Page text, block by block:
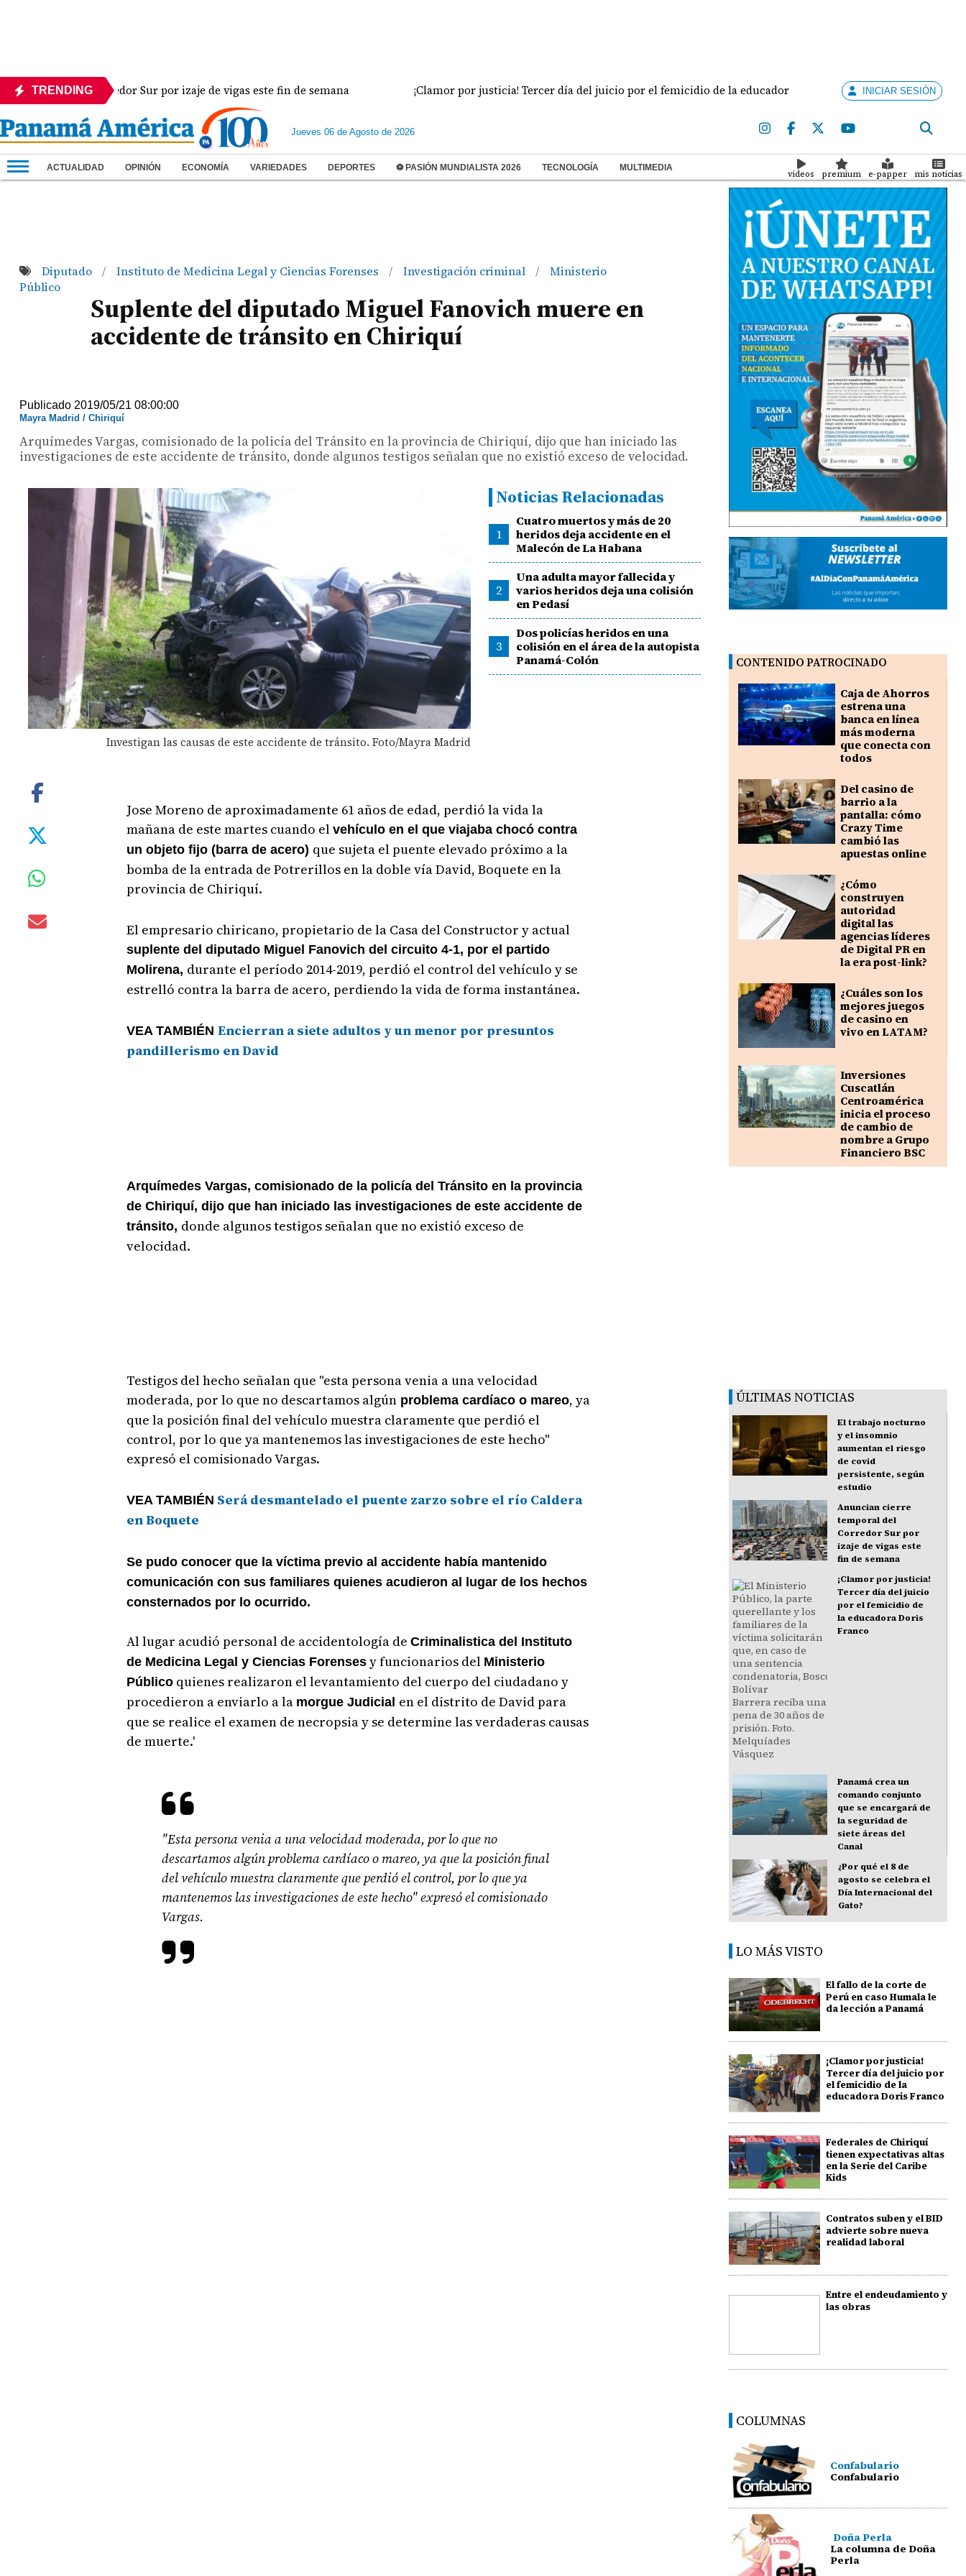
TRENDING
del Corredor Sur por izaje de vigas este fin de semana ¡Clamor por justicia! Tercer día del juicio por el femicidio de la educadora Doris Franco Panamá crea
INICIAR SESIÓN
Jueves 06 de Agosto de 2026
ACTUALIDAD OPINIÓN ECONOMÍA VARIEDADES DEPORTES ⚽ PASIÓN MUNDIALISTA 2026 TECNOLOGÍA MULTIMEDIA
videos premium e-papper mis noticias
Diputado / Instituto de Medicina Legal y Ciencias Forenses / Investigación criminal /
Ministerio
Público
Suplente del diputado Miguel Fanovich muere en
accidente de tránsito en Chiriquí
Publicado 2019/05/21 08:00:00
Mayra Madrid / Chiriquí
Arquímedes Vargas, comisionado de la policía del Tránsito en la provincia de Chiriquí, dijo que han iniciado las
investigaciones de este accidente de tránsito, donde algunos testigos señalan que no existió exceso de velocidad.
Investigan las causas de este accidente de tránsito. Foto/Mayra Madrid
Noticias Relacionadas
1
Cuatro muertos y más de 20
heridos deja accidente en el
Malecón de La Habana
2
Una adulta mayor fallecida y
varios heridos deja una colisión
en Pedasí
3
Dos policías heridos en una
colisión en el área de la autopista
Panamá-Colón
Jose Moreno de aproximadamente 61 años de edad, perdió la vida la
mañana de este martes cuando el vehículo en el que viajaba chocó contra
un objeto fijo (barra de acero) que sujeta el puente elevado próximo a la
bomba de la entrada de Potrerillos en la doble vía David, Boquete en la
provincia de Chiriquí.
El empresario chiricano, propietario de la Casa del Constructor y actual
suplente del diputado Miguel Fanovich del circuito 4-1, por el partido
Molirena, durante el período 2014-2019, perdió el control del vehículo y se
estrelló contra la barra de acero, perdiendo la vida de forma instantánea.
VEA TAMBIÉN Encierran a siete adultos y un menor por presuntos
pandillerismo en David
Arquímedes Vargas, comisionado de la policía del Tránsito en la provincia
de Chiriquí, dijo que han iniciado las investigaciones de este accidente de
tránsito, donde algunos testigos señalan que no existió exceso de
velocidad.
Testigos del hecho señalan que "esta persona venia a una velocidad
moderada, por lo que no descartamos algúnproblema cardíaco o mareo, ya
que la posición final del vehículo muestra claramente que perdió el
control, por lo que ya mantenemos las investigaciones de este hecho"
expresó el comisionado Vargas.
VEA TAMBIÉN Será desmantelado el puente zarzo sobre el río Caldera
en Boquete
Se pudo conocer que la víctima previo al accidente había mantenido
comunicación con sus familiares quienes acudieron al lugar de los hechos
consternados por lo ocurrido.
Al lugar acudió personal de accidentología de Criminalistica del Instituto
de Medicina Legal y Ciencias Forensesy funcionarios del Ministerio
Públicoquienes realizaron el levantamiento del cuerpo del ciudadano y
procedieron a enviarlo a la morgue Judicial en el distrito de David para
que se realice el examen de necropsia y se determine las verdaderas causas
de muerte.'
"Esta persona venia a una velocidad moderada, por lo que no
descartamos algún problema cardíaco o mareo, ya que la posición final
del vehículo muestra claramente que perdió el control, por lo que ya
mantenemos las investigaciones de este hecho" expresó el comisionado
Vargas.
CONTENIDO PATROCINADO
Caja de Ahorros
estrena una
banca en línea
más moderna
que conecta con
todos
Del casino de
barrio a la
pantalla: cómo
Crazy Time
cambió las
apuestas online
¿Cómo
construyen
autoridad
digital las
agencias líderes
de Digital PR en
la era post-link?
¿Cuáles son los
mejores juegos
de casino en
vivo en LATAM?
Inversiones
Cuscatlán
Centroamérica
inicia el proceso
de cambio de
nombre a Grupo
Financiero BSC
ÚLTIMAS NOTICIAS
El trabajo nocturno
y el insomnio
aumentan el riesgo
de covid
persistente, según
estudio
Anuncian cierre
temporal del
Corredor Sur por
izaje de vigas este
fin de semana
¡Clamor por justicia!
Tercer día del juicio
por el femicidio de
la educadora Doris
Franco
Panamá crea un
comando conjunto
que se encargará de
la seguridad de
siete áreas del
Canal
¿Por qué el 8 de
agosto se celebra el
Día Internacional del
Gato?
LO MÁS VISTO
El fallo de la corte de
Perú en caso Humala le
da lección a Panamá
¡Clamor por justicia!
Tercer día del juicio por
el femicidio de la
educadora Doris Franco
Federales de Chiriquí
tienen expectativas altas
en la Serie del Caribe
Kids
Contratos suben y el BID
advierte sobre nueva
realidad laboral
Entre el endeudamiento y
las obras
COLUMNAS
Confabulario
Confabulario
Doña Perla
La columna de Doña
Perla